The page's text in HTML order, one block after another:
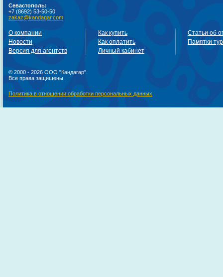
Севастополь:
+7 (8692) 53-50-50
zakaz@kandagar.com
О компании
Новости
Версия для агентств
Как купить
Как оплатить
Личный кабинет
Статьи об
Памятки
© 2000 - 2026 ООО "Кандагар".
Все права защищены.
Политика в отношении обработки персональных данных